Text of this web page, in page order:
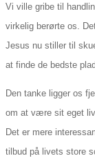
Vi ville gribe til
virkelig berørte os.
Jesus nu stiller til
at finde de bedste
Den tanke ligger os
om at være sit eget
Det er mere
tilbud på livets store